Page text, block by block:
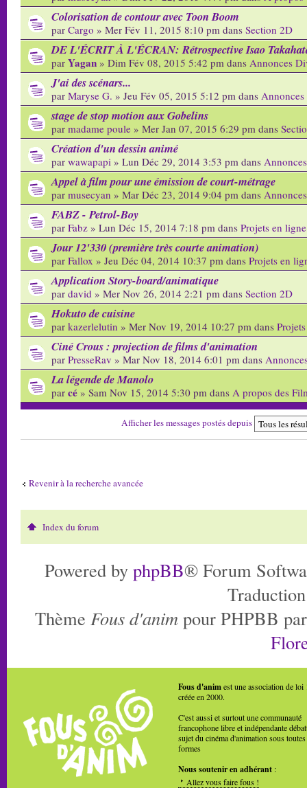
Colorisation de contour avec Toon Boom
par Cargo » Mer Fév 11, 2015 8:10 pm dans Section 2D
DE L'ÉCRIT À L'ÉCRAN: Rétrospective Isao
par Yagan » Dim Fév 08, 2015 5:42 pm dans Annonces
J'ai des scénars...
par Maryse G. » Jeu Fév 05, 2015 5:12 pm dans Annonces
stage de stop motion aux Gobelins
par madame poule » Mer Jan 07, 2015 6:29 pm dans
Création d'un dessin animé
par wawapapi » Lun Déc 29, 2014 3:53 pm dans
Appel à film pour une émission de court-métrage
par musecyan » Mar Déc 23, 2014 9:04 pm dans
FABZ - Petrol-Boy
par Fabz » Lun Déc 15, 2014 7:18 pm dans Projets en ligne
Jour 12'330 (première très courte animation)
par Fallox » Jeu Déc 04, 2014 10:37 pm dans Projets en
Application Story-board/animatique
par david » Mer Nov 26, 2014 2:21 pm dans Section 2D
Hokuto de cuisine
par kazerlelutin » Mer Nov 19, 2014 10:27 pm dans
Ciné Crous : projection de films d'animation
par PresseRav » Mar Nov 18, 2014 6:01 pm dans
La légende de Manolo
par cé » Sam Nov 15, 2014 5:30 pm dans A propos des
Afficher les messages postés depuis
Revenir à la recherche avancée
Index du forum
Powered by phpBB® Forum
Thème Fous d'anim pour PHPBB
Fous d'animest une association de loi
créée en 2000.
C'est aussi et surtout une communauté
francophone libre et indépendante
sujet du cinéma d'animation sous toutes
formes
Nous soutenir en adhérant :
Allez vous faire fous !